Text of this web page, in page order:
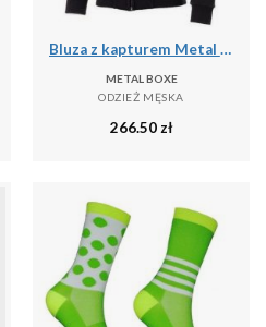
Bluza z kapturem Metal Boxe M
METAL BOXE
ODZIEŻ MĘSKA
266.50 zł